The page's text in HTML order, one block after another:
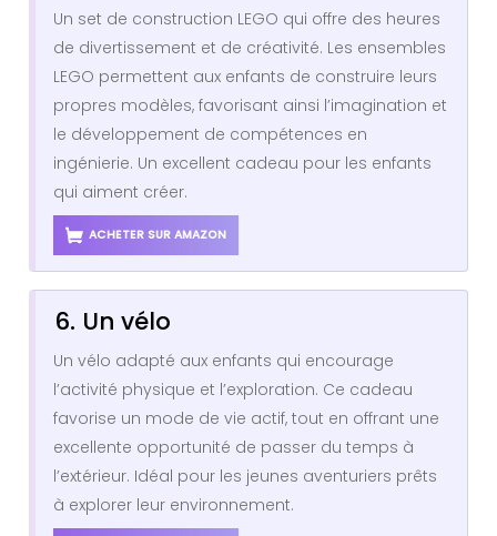
Un set de construction LEGO qui offre des heures
de divertissement et de créativité. Les ensembles
LEGO permettent aux enfants de construire leurs
propres modèles, favorisant ainsi l’imagination et
le développement de compétences en
ingénierie. Un excellent cadeau pour les enfants
qui aiment créer.
ACHETER SUR AMAZON
6. Un vélo
Un vélo adapté aux enfants qui encourage
l’activité physique et l’exploration. Ce cadeau
favorise un mode de vie actif, tout en offrant une
excellente opportunité de passer du temps à
l’extérieur. Idéal pour les jeunes aventuriers prêts
à explorer leur environnement.